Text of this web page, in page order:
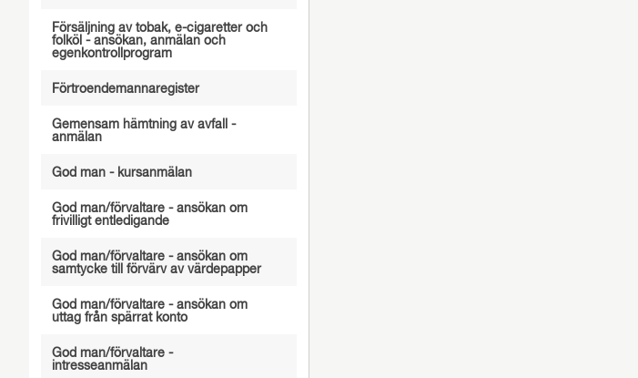
Försäljning av tobak, e-cigaretter och
folköl - ansökan, anmälan och
egenkontrollprogram
Förtroendemannaregister
Gemensam hämtning av avfall -
anmälan
God man - kursanmälan
God man/förvaltare - ansökan om
frivilligt entledigande
God man/förvaltare - ansökan om
samtycke till förvärv av värdepapper
God man/förvaltare - ansökan om
uttag från spärrat konto
God man/förvaltare -
intresseanmälan